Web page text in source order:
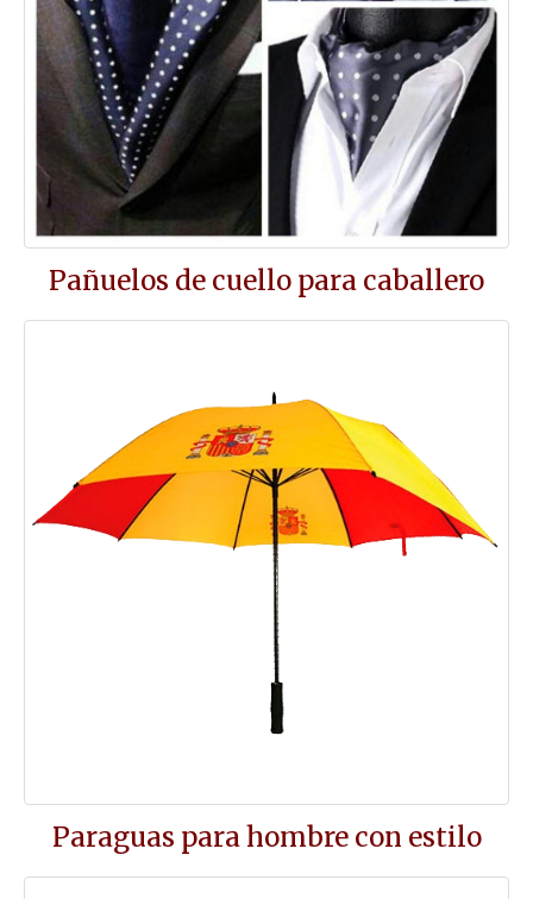
Pañuelos de cuello para caballero
Paraguas para hombre con estilo